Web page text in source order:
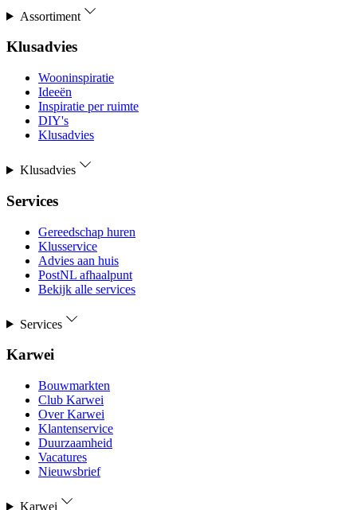
Assortiment
Klusadvies
Wooninspiratie
Ideeën
Inspiratie per ruimte
DIY's
Klusadvies
Klusadvies
Services
Gereedschap huren
Klusservice
Advies aan huis
PostNL afhaalpunt
Bekijk alle services
Services
Karwei
Bouwmarkten
Club Karwei
Over Karwei
Klantenservice
Duurzaamheid
Vacatures
Nieuwsbrief
Karwei